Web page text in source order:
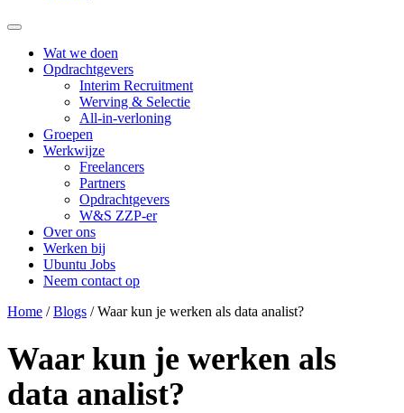
Wat we doen
Opdrachtgevers
Interim Recruitment
Werving & Selectie
All-in-verloning
Groepen
Werkwijze
Freelancers
Partners
Opdrachtgevers
W&S ZZP-er
Over ons
Werken bij
Ubuntu Jobs
Neem contact op
Home /Blogs /Waar kun je werken als data analist?
Waar kun je werken als
data analist?